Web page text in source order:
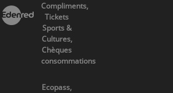
Compliments,
Tickets
Sports &
Cultures,
Chèques
consommations
Ecopass,